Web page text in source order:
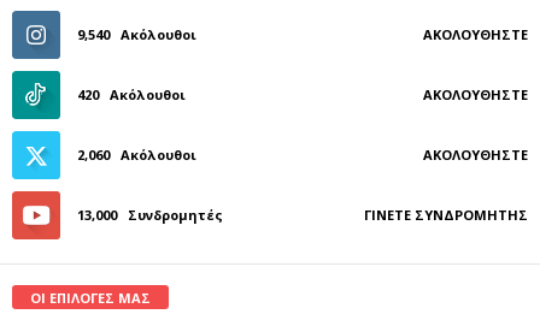
9,540 Ακόλουθοι ΑΚΟΛΟΥΘΉΣΤΕ
420 Ακόλουθοι ΑΚΟΛΟΥΘΉΣΤΕ
2,060 Ακόλουθοι ΑΚΟΛΟΥΘΉΣΤΕ
13,000 Συνδρομητές ΓΊΝΕΤΕ ΣΥΝΔΡΟΜΗΤΉΣ
ΟΙ ΕΠΙΛΟΓΕΣ ΜΑΣ